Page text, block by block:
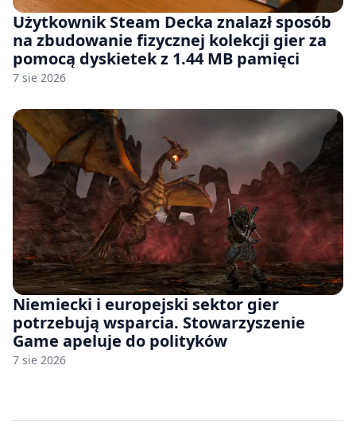
Użytkownik Steam Decka znalazł sposób
na zbudowanie fizycznej kolekcji gier za
pomocą dyskietek z 1.44 MB pamięci
7 sie 2026
Niemiecki i europejski sektor gier
potrzebują wsparcia. Stowarzyszenie
Game apeluje do polityków
7 sie 2026